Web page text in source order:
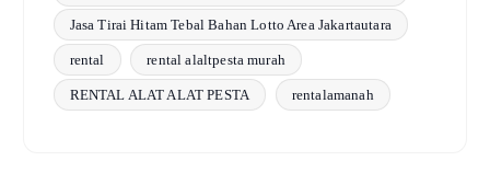
Jasa Tirai Hitam Tebal Bahan Lotto Area Jakartautara
rental rental alaltpesta murah
RENTAL ALAT ALAT PESTA rentalamanah